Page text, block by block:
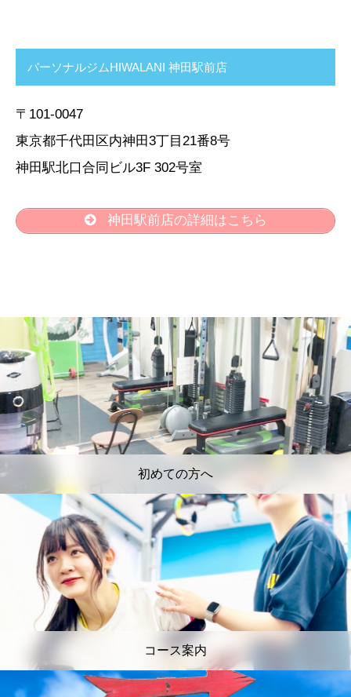
パーソナルジムHIWALANI 神田駅前店
〒101-0047
東京都千代田区内神田3丁目21番8号
神田駅北口合同ビル3F 302号室
神田駅前店の詳細はこちら
初めての方へ
コース案内